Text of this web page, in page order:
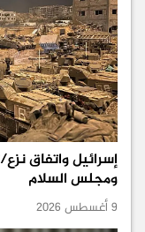
إسرائيل واتفاق
ومجلس السلام
9 أغسطس 2026